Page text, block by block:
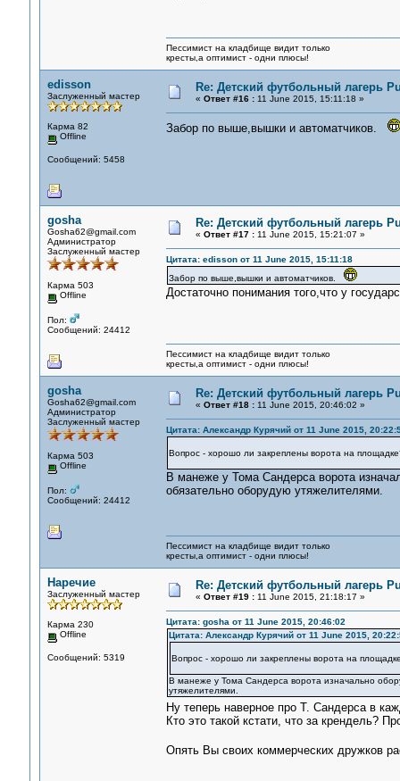
Пессимист на кладбище видит только
кресты,а оптимист - одни плюсы!
edisson
Заслуженный мастер
Карма 82
Offline
Сообщений: 5458
Re: Детский футбольный лагерь
« Ответ #16 :11 June 2015, 15:11:18 »
Забор по выше,вышки и автоматчиков.
gosha
Gosha62@gmail.com
Администратор
Заслуженный мастер
Карма 503
Offline
Пол:
Сообщений: 24412
Re: Детский футбольный лагерь
« Ответ #17 :11 June 2015, 15:21:07 »
Цитата: edisson от 11 June 2015, 15:11:18
Забор по выше,вышки и автоматчиков.
Достаточно понимания того,что у
Пессимист на кладбище видит только
кресты,а оптимист - одни плюсы!
gosha
Gosha62@gmail.com
Администратор
Заслуженный мастер
Карма 503
Offline
Пол:
Сообщений: 24412
Re: Детский футбольный лагерь
« Ответ #18 :11 June 2015, 20:46:02 »
Цитата: Александр Курячий от 11 June 2015,
Вопрос - хорошо ли закреплены ворота на
В манеже у Тома Сандерса ворота
обязательно оборудую утяжелителями.
Пессимист на кладбище видит только
кресты,а оптимист - одни плюсы!
Наречие
Заслуженный мастер
Карма 230
Offline
Сообщений: 5319
Re: Детский футбольный лагерь
« Ответ #19 :11 June 2015, 21:18:17 »
Цитата: gosha от 11 June 2015, 20:46:02
Цитата: Александр Курячий от 11 June 2015,
Вопрос - хорошо ли закреплены ворота на
В манеже у Тома Сандерса ворота изначально
утяжелителями.
Ну теперь наверное про Т. Сандерса в
Кто это такой кстати, что за крендель?
Опять Вы своих коммерческих дружков